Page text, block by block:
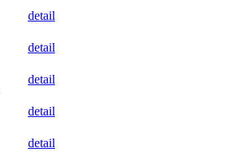
detail
detail
detail
detail
detail